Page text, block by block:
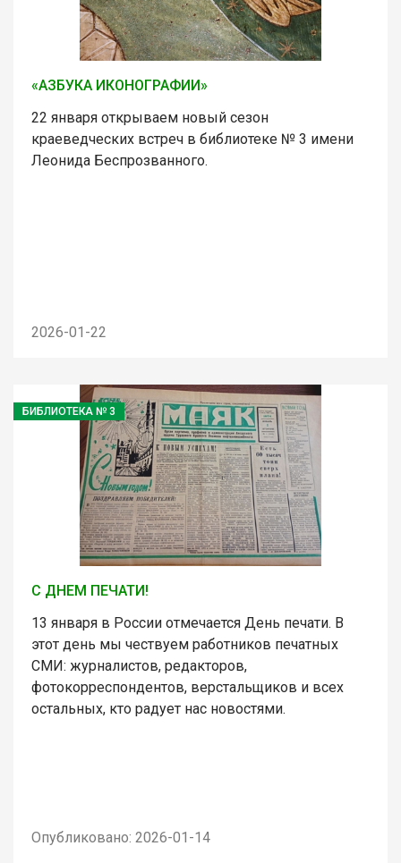
«АЗБУКА ИКОНОГРАФИИ»
22 января открываем новый сезон
краеведческих встреч в библиотеке № 3 имени
Леонида Беспрозванного.
2026-01-22
БИБЛИОТЕКА № 3
С ДНЕМ ПЕЧАТИ!
13 января в России отмечается День печати. В
этот день мы чествуем работников печатных
СМИ: журналистов, редакторов,
фотокорреспондентов, верстальщиков и всех
остальных, кто радует нас новостями.
Опубликовано: 2026-01-14